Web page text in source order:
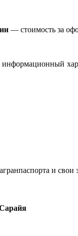
— стоимость за
и свои